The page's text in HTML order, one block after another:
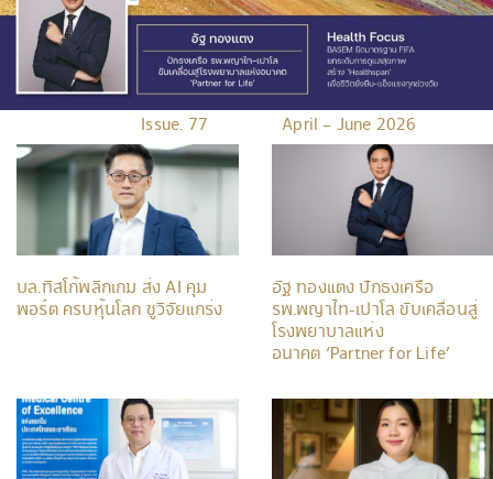
Issue. 77 April – June 2026
บล.ทิสโก้พลิกเกม ส่ง AI คุม
พอร์ต ครบหุ้นโลก ชูวิจัยแกร่ง
อัฐ ทองแตง ปักธงเครือ
รพ.พญาไท-เปาโล ขับเคลื่อนสู่
โรงพยาบาลแห่ง
อนาคต ‘Partner for Life’